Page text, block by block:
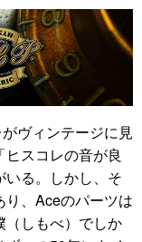
ヴィンテージに見
スコレの音が良
いる。しかし、そ
、Aceのパーツは
（しもべ）でしか